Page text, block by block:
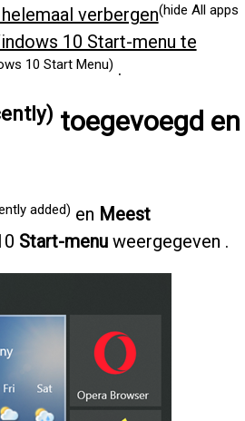
verbergen(hide All apps
10 Start-menu te
10 Start Menu) .
toegevoegd en
added) en Meest
Start-menuweergegeven .